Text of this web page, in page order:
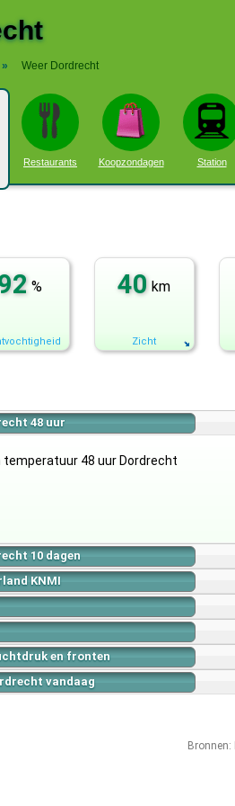
» Weer Dordrecht
Restaurants Koopzondagen Station
% 40 km
Zicht
48 uur
10 dagen
KNMI
en fronten
vandaag
Bronnen: